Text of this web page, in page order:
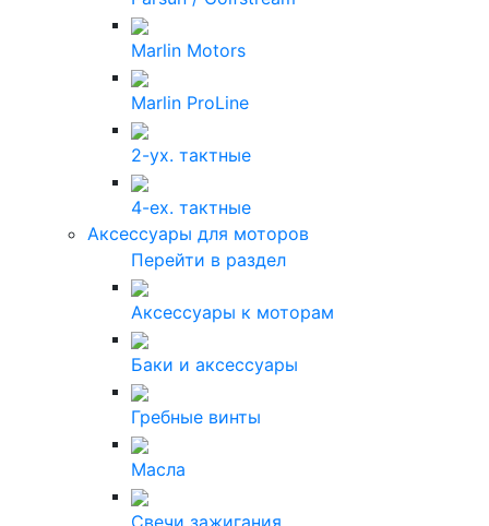
Marlin Motors
Marlin ProLine
2-ух. тактные
4-ех. тактные
Аксессуары для моторов
Перейти в раздел
Аксессуары к моторам
Баки и аксессуары
Гребные винты
Масла
Свечи зажигания